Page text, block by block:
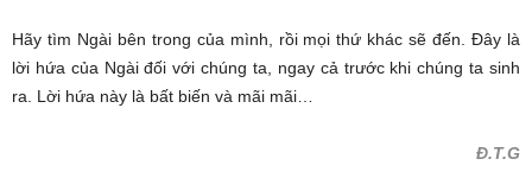
Hãy tìm Ngài bên trong của mình, rồi mọi thứ khác sẽ đến. Đây là
lời hứa của Ngài đối với chúng ta, ngay cả trước khi chúng ta sinh
ra. Lời hứa này là bất biến và mãi mãi…
Đ.T.G